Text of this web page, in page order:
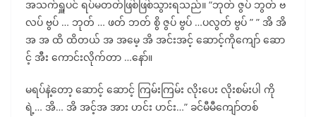
အသက်ရှူပင် ရပ်မတတ်ဖြစ်ဖြစ်သွားရသည်။ “ဘုတ် ဇွပ် ဘွတ် ဗ
လပ် ဗွပ် … ဘုတ် … ဖတ် ဘတ် စွိ ဇွပ် ဗွပ် …ပလွတ် ဗွပ် ” ” အိ အိ
အ အ ထိ ထိတယ် အ အမေ့ အိ အင်းအင့် ဆောင့်ကိုကျော် ဆော
င့် အီး ကောင်းလိုက်တာ …နော်။
မရပ်နဲ့တော့ ဆောင့် ဆောင့် ကြမ်းကြမ်း လိုးပေး လိုးစမ်းပါ ကို
ရဲ့… အိ… အိ အင့်အ အား ဟင်း ဟင်း…” ခင်မီမီကျော်တစ်